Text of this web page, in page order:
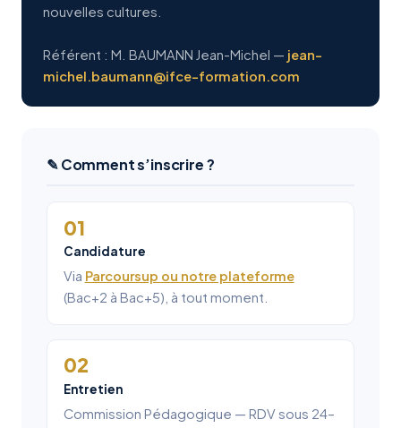
nouvelles cultures.
Référent : M. BAUMANN Jean-Michel — jean-
michel.baumann@ifce-formation.com
✎ Comment s’inscrire ?
01
Candidature
Via Parcoursup ou notre plateforme
(Bac+2 à Bac+5), à tout moment.
02
Entretien
Commission Pédagogique — RDV sous 24–